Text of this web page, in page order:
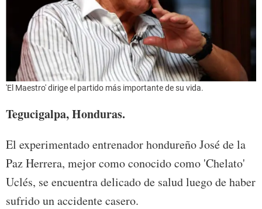
'El Maestro' dirige el partido más importante de su vida.
Tegucigalpa, Honduras.
El experimentado entrenador hondureño José de la
Paz Herrera, mejor como conocido como 'Chelato'
Uclés, se encuentra delicado de salud luego de haber
sufrido un accidente casero.